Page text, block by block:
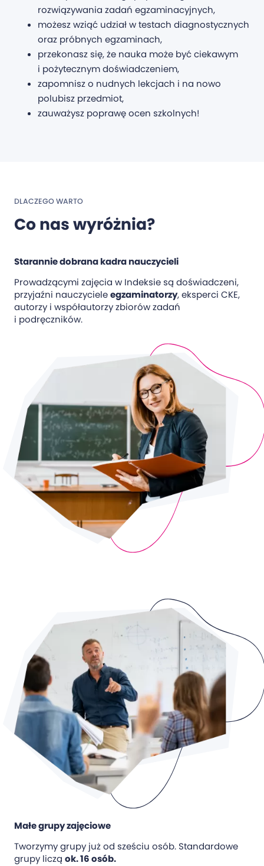
rozwiązywania zadań egzaminacyjnych,
możesz wziąć udział w testach diagnostycznych
oraz próbnych egzaminach,
przekonasz się, że nauka może być ciekawym
i pożytecznym doświadczeniem,
zapomnisz o nudnych lekcjach i na nowo
polubisz przedmiot,
zauważysz poprawę ocen szkolnych!
DLACZEGO WARTO
Co nas wyróżnia?
Starannie dobrana kadra nauczycieli
Prowadzącymi zajęcia w Indeksie są doświadczeni,
przyjaźni nauczycieleegzaminatorzy, eksperci CKE,
autorzy i współautorzy zbiorów zadań
i podręczników.
Małe grupy zajęciowe
Tworzymy grupy już od sześciu osób. Standardowe
grupy liczą ok. 16 osób.